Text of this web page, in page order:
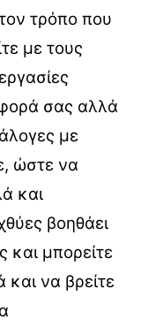
τρόπο που
με τους
σας αλλά
με
ώστε να
και
βοηθάει
και μπορείτε
και να βρείτε